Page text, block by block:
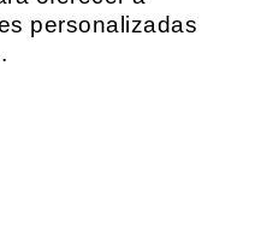
personalizadas